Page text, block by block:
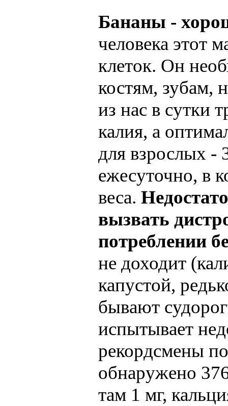
Бананы -
человека этот
клеток. Он
костям, зубам,
из нас в сутки
калия, а
для взрослых -
ежесуточно, в
веса.
вызвать
потреблении
не доходит
капустой,
бывают
испытывает
рекордсмены
обнаружено
там 1 мг,